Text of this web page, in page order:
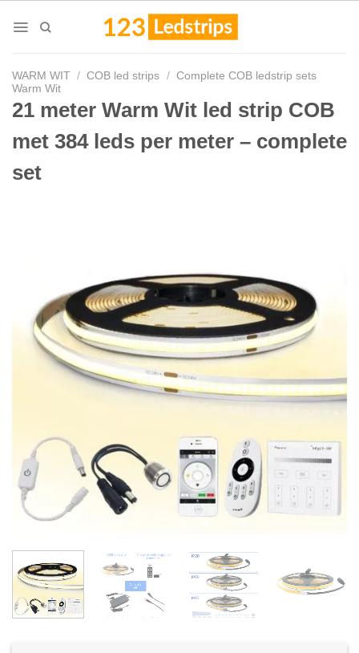
WARM WIT / COB led strips / Complete COB ledstrip sets
Warm Wit
21 meter Warm Wit led strip COB
met 384 leds per meter – complete
set